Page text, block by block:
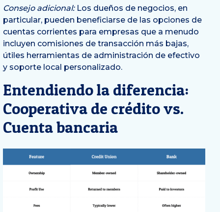
Consejo adicional:Los dueños de negocios, en
particular, pueden beneficiarse de las opciones de
cuentas corrientes para empresas que a menudo
incluyen comisiones de transacción más bajas,
útiles herramientas de administración de efectivo
y soporte local personalizado.
Entendiendo la diferencia:
Cooperativa de crédito vs.
Cuenta bancaria